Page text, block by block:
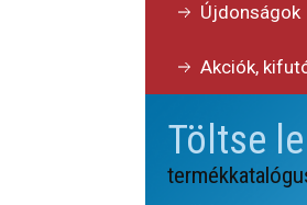
Újdonságok
Akciók,
Töltse le